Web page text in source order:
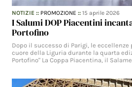
NOTIZIE :: PROMOZIONE ::15 aprile 2026
I Salumi DOP Piacentini
Portofino
Dopo il successo di Parigi, le
cuore della Liguria durante la quarta
Portofino" La Coppa Piacentina, il